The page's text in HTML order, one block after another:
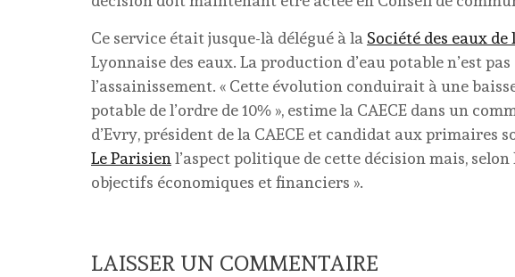
Ce service était jusque-là délégué à la Société des eaux de
Lyonnaise des eaux. La production d’eau potable n’est
l’assainissement. « Cette évolution conduirait à une
potable de l’ordre de 10% », estime la CAECE dans un
d’Evry, président de la CAECE et candidat aux primaires
Le Parisien l’aspect politique de cette décision mais,
objectifs économiques et financiers ».
LAISSER UN COMMENTAIRE